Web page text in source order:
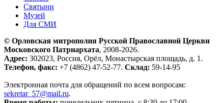
Святыни
Музей
Для СМИ
© Орловская митрополия Русской Православной Церкви
Московского Патриархата, 2008-2026.
Адрес: 302023, Россия, Орёл, Монастырская площадь, д. 1.
Телефон, факс: +7 (4862) 47-52-77. Склад: 59-14-95
Электронная почта для обращений по всем вопросам:
sekretar_57@mail.ru.